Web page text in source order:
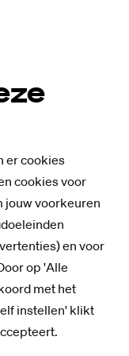
er cookies
cookies voor
jouw voorkeuren
en voor
op 'Alle
met het
instellen' klikt